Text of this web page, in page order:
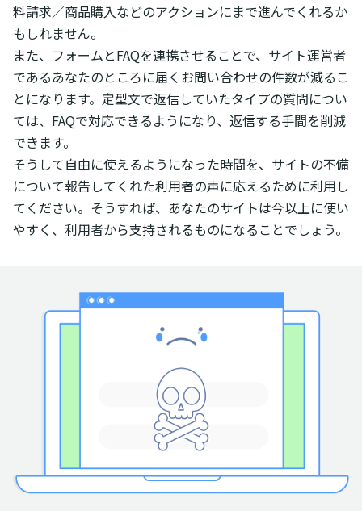
料請求／商品購入などのアクションにまで進んでくれるか
もしれません。
また、フォームとFAQを連携させることで、サイト運営者
であるあなたのところに届くお問い合わせの件数が減るこ
とになります。定型文で返信していたタイプの質問につい
ては、FAQで対応できるようになり、返信する手間を削減
できます。
そうして自由に使えるようになった時間を、サイトの不備
について報告してくれた利用者の声に応えるために利用し
てください。そうすれば、あなたのサイトは今以上に使い
やすく、利用者から支持されるものになることでしょう。